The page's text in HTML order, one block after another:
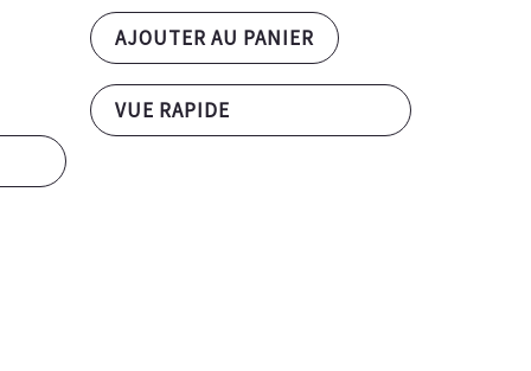
AJOUTER AU PANIER
VUE RAPIDE